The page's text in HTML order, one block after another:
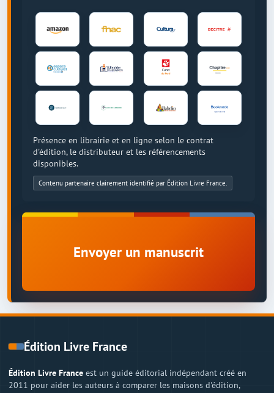
Présence en librairie et en ligne selon le contrat
d'édition, le distributeur et les référencements
disponibles.
Contenu partenaire clairement identifié par Édition Livre France.
Envoyer un manuscrit
Édition Livre France
Édition Livre France est un guide éditorial indépendant créé en
2011 pour aider les auteurs à comparer les maisons d'édition,